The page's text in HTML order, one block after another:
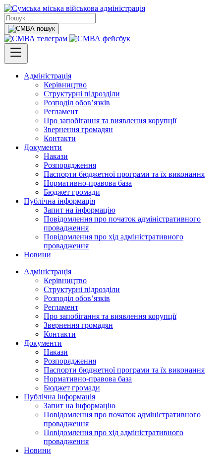
Адміністрація
Керівництво
Структурні підрозділи
Розподіл обов’язків
Регламент
Про запобігання та виявлення корупції
Звернення громадян
Контакти
Документи
Накази
Розпорядження
Паспорти бюджетної програми та їх виконання
Нормативно-правова база
Бюджет громади
Публічна інформація
Запит на інформацію
Повідомлення про початок адміністративного
провадження
Повідомлення про хід адміністративного
провадження
Новини
Адміністрація
Керівництво
Структурні підрозділи
Розподіл обов’язків
Регламент
Про запобігання та виявлення корупції
Звернення громадян
Контакти
Документи
Накази
Розпорядження
Паспорти бюджетної програми та їх виконання
Нормативно-правова база
Бюджет громади
Публічна інформація
Запит на інформацію
Повідомлення про початок адміністративного
провадження
Повідомлення про хід адміністративного
провадження
Новини